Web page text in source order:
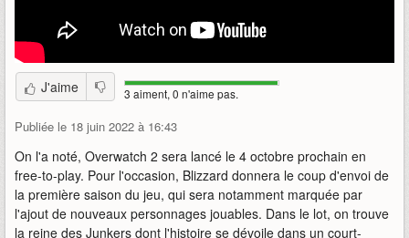
J'aime 3 aiment, 0 n'aime pas.
Publiée le 18 juin 2022 à 16:43
On l'a noté, Overwatch 2 sera lancé le 4 octobre prochain en
free-to-play. Pour l'occasion, Blizzard donnera le coup d'envoi de
la première saison du jeu, qui sera notamment marquée par
l'ajout de nouveaux personnages jouables. Dans le lot, on trouve
la reine des Junkers dont l'histoire se dévoile dans un court-